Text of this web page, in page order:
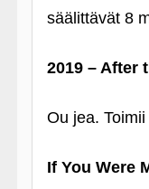
säälittävät 8
2019 – After
Ou jea. Toimii
If You Were